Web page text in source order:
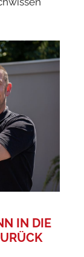
IN DIE